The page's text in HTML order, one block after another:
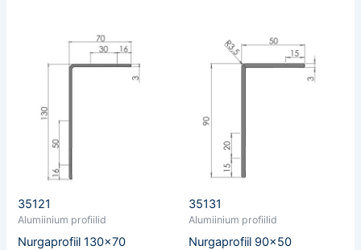
35121
Alumiinium profiilid
Nurgaprofiil 130×70
35131
Alumiinium profiilid
Nurgaprofiil 90×50